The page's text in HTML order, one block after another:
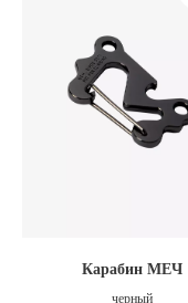
Карабин МЕЧ
черный